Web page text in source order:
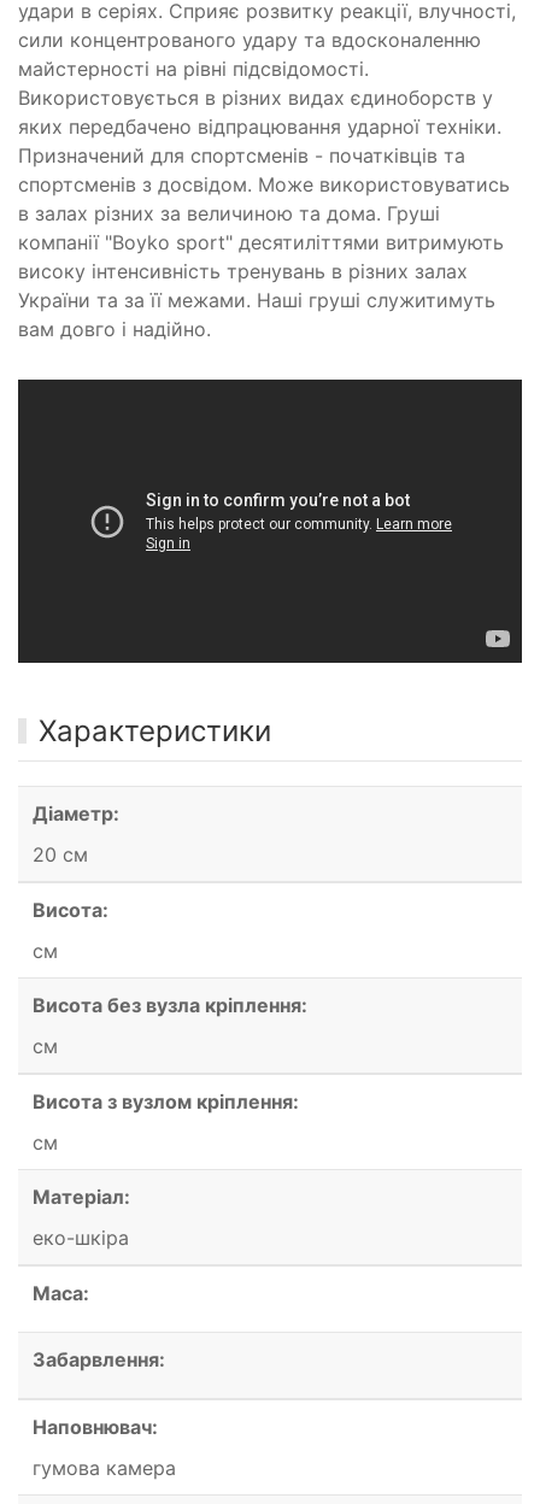
удари в серіях. Сприяє розвитку реакції, влучності,
сили концентрованого удару та вдосконаленню
майстерності на рівні підсвідомості.
Використовується в різних видах єдиноборств у
яких передбачено відпрацювання ударної техніки.
Призначений для спортсменів - початківців та
спортсменів з досвідом. Може використовуватись
в залах різних за величиною та дома. Груші
компанії "Boyko sport" десятиліттями витримують
високу інтенсивність тренувань в різних залах
України та за її межами. Наші груші служитимуть
вам довго і надійно.
Характеристики
Діаметр:
20 см
Висота:
см
Висота без вузла кріплення:
см
Висота з вузлом кріплення:
см
Матеріал:
еко-шкіра
Маса:
Забарвлення:
Наповнювач:
гумова камера